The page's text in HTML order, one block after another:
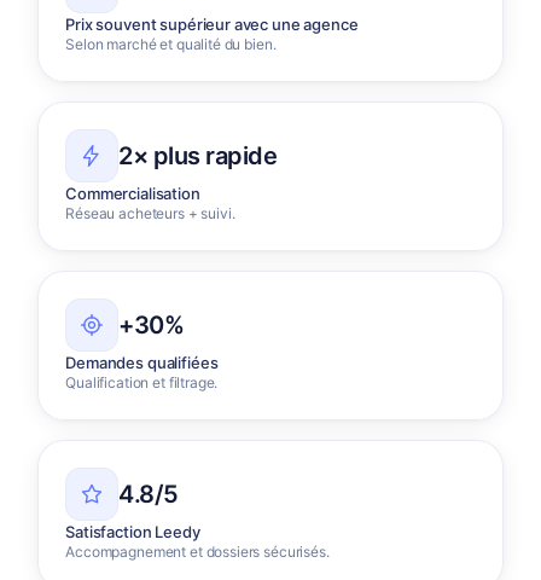
Prix souvent supérieur avec une agence
Selon marché et qualité du bien.
2× plus rapide
Commercialisation
Réseau acheteurs + suivi.
+30%
Demandes qualifiées
Qualification et filtrage.
4.8/5
Satisfaction Leedy
Accompagnement et dossiers sécurisés.